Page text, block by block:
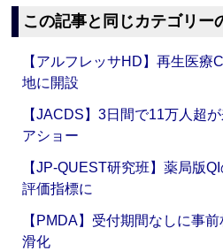
この記事と同じカテゴリー
【アルフレッサHD】再生医療
地に開設
【JACDS】3日間で11万人超
アショー
【JP-QUEST研究班】薬局版
評価指標に
【PMDA】受付期間なしに事
滑化